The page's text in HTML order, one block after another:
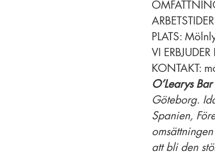
PLATS:
VI
KONTAKT:
O’Learys
Göteborg.
Spanien,
att bli den